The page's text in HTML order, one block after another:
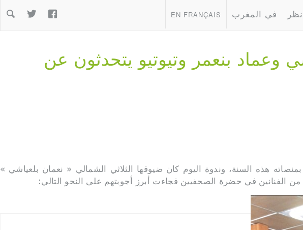
في المغرب EN FRANÇAIS
 
%d8%a8%d9%84/
بلعياشي وعماد بنعمر وتيوتيو يتحدثون عن
هذه السنة، وندوة اليوم كان ضيوفها الثلاثي الشمالي « نعمان بلعياشي »
الفنانين في حضرة الصحفيين فجاءت أبرز أجوبتهم على النحو التالي: